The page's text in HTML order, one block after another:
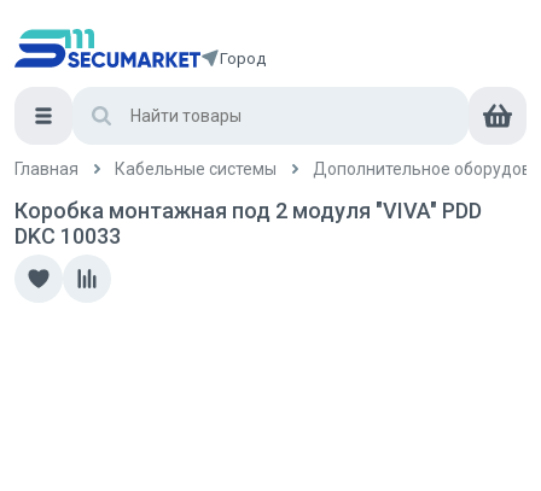
Город
Главная Кабельные системы Дополнительное
Коробка монтажная под 2 модуля "VIVA" PDD
DKC 10033